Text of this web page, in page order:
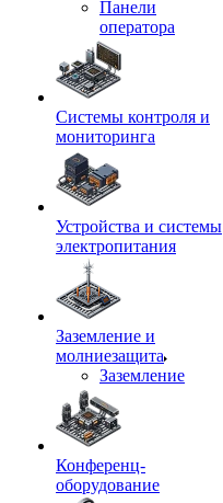
Панели
оператора
Системы контроля и
мониторинга
Устройства и системы
электропитания
Заземление и
молниезащита
Заземление
Конференц-
оборудование